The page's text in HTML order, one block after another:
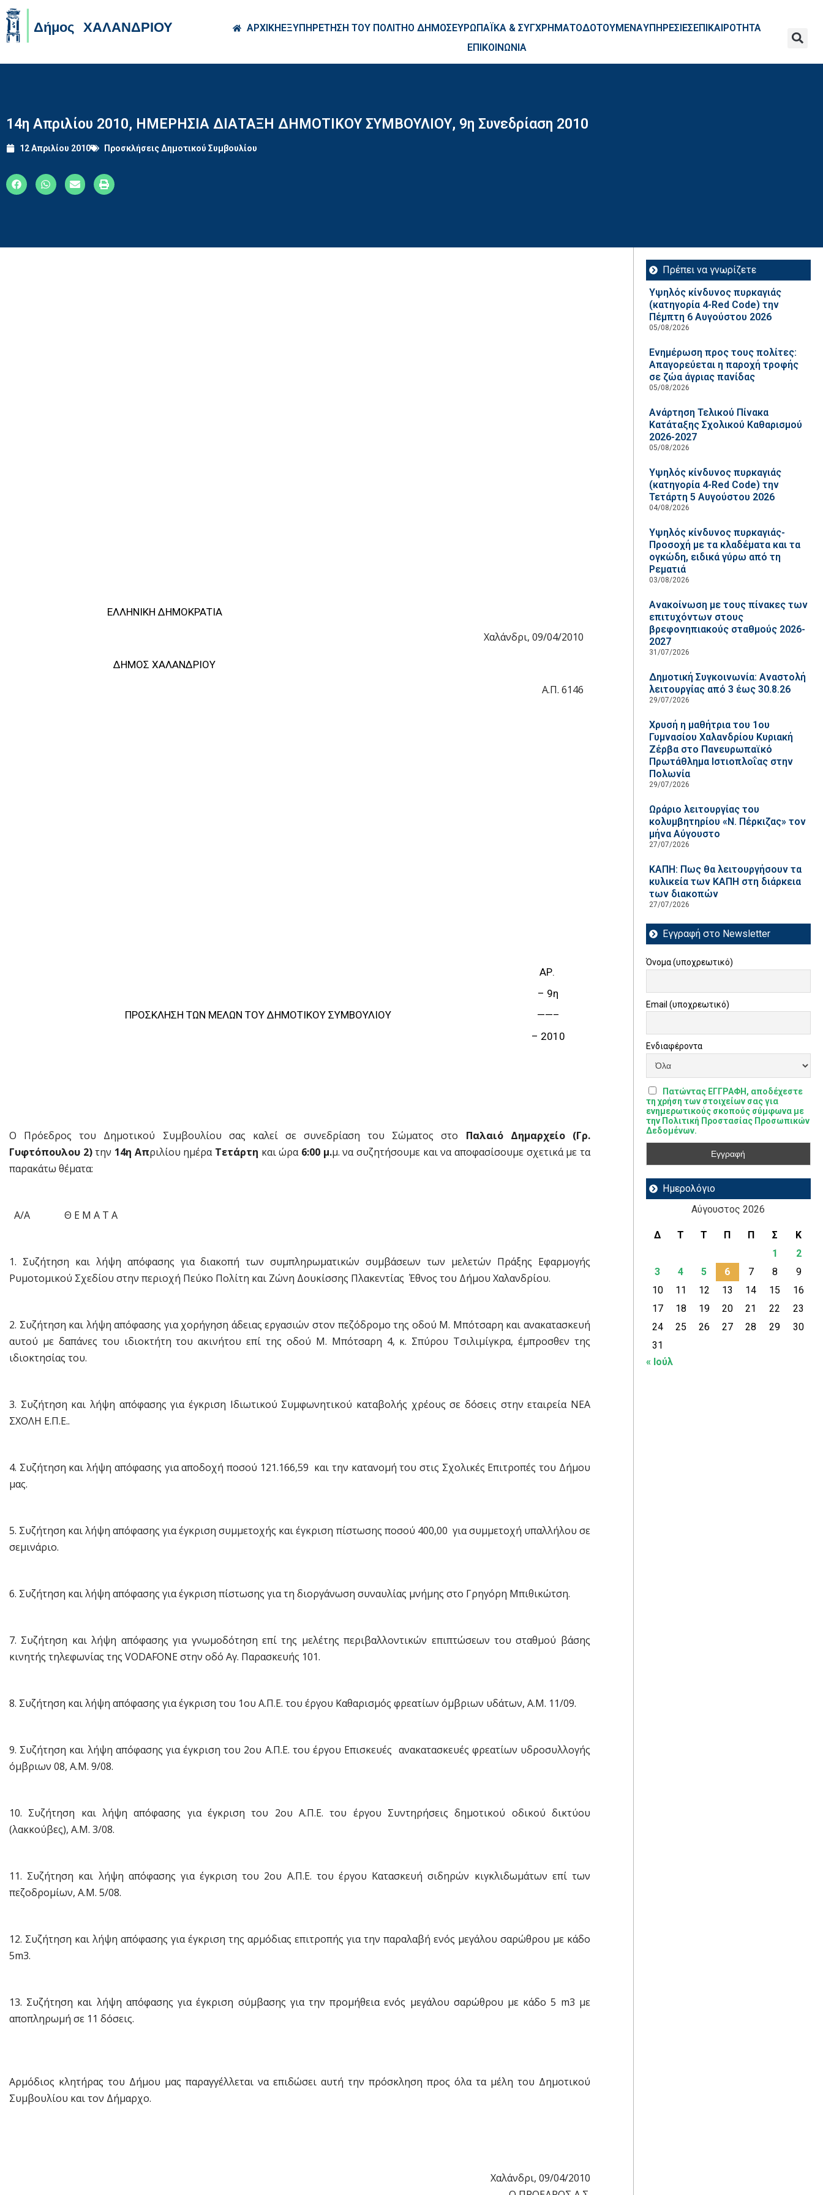
ΑΡΧΙΚΗΕΞΥΠΗΡΕΤΗΣΗ ΤΟΥ ΠΟΛΙΤΗΟ ΔΗΜΟΣΕΥΡΩΠΑΪΚΑ & ΣΥΓΧΡΗΜΑΤΟΔΟΤΟΥΜΕΝΑΥΠΗΡΕΣΙΕΣΕΠΙΚΑΙΡΟΤΗΤΑ
ΕΠΙΚΟΙΝΩΝΙΑ
14η Απριλίου 2010, ΗΜΕΡΗΣΙΑ ΔΙΑΤΑΞΗ ΔΗΜΟΤΙΚΟΥ ΣΥΜΒΟΥΛΙΟΥ, 9η Συνεδρίαση 2010
12 Απριλίου 2010 Προσκλήσεις Δημοτικού Συμβουλίου
ΕΛΛΗΝΙΚΗ ΔΗΜΟΚΡΑΤΙΑ
Χαλάνδρι, 09/04/2010
ΔΗΜΟΣ ΧΑΛΑΝΔΡΙΟΥ
Α.Π. 6146
ΑΡ.
– 9η
ΠΡΟΣΚΛΗΣΗ ΤΩΝ ΜΕΛΩΝ ΤΟΥ ΔΗΜΟΤΙΚΟΥ ΣΥΜΒΟΥΛΙΟΥ
——–
– 2010
Ο Πρόεδρος του Δημοτικού Συμβουλίου σας καλεί σε συνεδρίαση του Σώματος στο Παλαιό Δημαρχείο (Γρ.
Γυφτόπουλου 2)την 14η Απριλίου ημέρα Τετάρτη και ώρα 6:00 μ.μ. να συζητήσουμε και να αποφασίσουμε σχετικά με τα
παρακάτω θέματα:
Α/Α Θ Ε Μ Α Τ Α
1. Συζήτηση και λήψη απόφασης για διακοπή των συμπληρωματικών συμβάσεων των μελετών Πράξης Εφαρμογής
Ρυμοτομικού Σχεδίου στην περιοχή Πεύκο Πολίτη και Ζώνη Δουκίσσης Πλακεντίας  Έθνος του Δήμου Χαλανδρίου.
2. Συζήτηση και λήψη απόφασης για χορήγηση άδειας εργασιών στον πεζόδρομο της οδού Μ. Μπότσαρη και ανακατασκευή
αυτού με δαπάνες του ιδιοκτήτη του ακινήτου επί της οδού Μ. Μπότσαρη 4, κ. Σπύρου Τσιλιμίγκρα, έμπροσθεν της
ιδιοκτησίας του.
3. Συζήτηση και λήψη απόφασης για έγκριση Ιδιωτικού Συμφωνητικού καταβολής χρέους σε δόσεις στην εταιρεία ΝΕΑ
ΣΧΟΛΗ Ε.Π.Ε..
4. Συζήτηση και λήψη απόφασης για αποδοχή ποσού 121.166,59  και την κατανομή του στις Σχολικές Επιτροπές του Δήμου
μας.
5. Συζήτηση και λήψη απόφασης για έγκριση συμμετοχής και έγκριση πίστωσης ποσού 400,00  για συμμετοχή υπαλλήλου σε
σεμινάριο.
6. Συζήτηση και λήψη απόφασης για έγκριση πίστωσης για τη διοργάνωση συναυλίας μνήμης στο Γρηγόρη Μπιθικώτση.
7. Συζήτηση και λήψη απόφασης για γνωμοδότηση επί της μελέτης περιβαλλοντικών επιπτώσεων του σταθμού βάσης
κινητής τηλεφωνίας της VODAFONE στην οδό Αγ. Παρασκευής 101.
8. Συζήτηση και λήψη απόφασης για έγκριση του 1ου Α.Π.Ε. του έργου Καθαρισμός φρεατίων όμβριων υδάτων, Α.Μ. 11/09.
9. Συζήτηση και λήψη απόφασης για έγκριση του 2ου Α.Π.Ε. του έργου Επισκευές  ανακατασκευές φρεατίων υδροσυλλογής
όμβριων 08, Α.Μ. 9/08.
10. Συζήτηση και λήψη απόφασης για έγκριση του 2ου Α.Π.Ε. του έργου Συντηρήσεις δημοτικού οδικού δικτύου
(λακκούβες), Α.Μ. 3/08.
11. Συζήτηση και λήψη απόφασης για έγκριση του 2ου Α.Π.Ε. του έργου Κατασκευή σιδηρών κιγκλιδωμάτων επί των
πεζοδρομίων, Α.Μ. 5/08.
12. Συζήτηση και λήψη απόφασης για έγκριση της αρμόδιας επιτροπής για την παραλαβή ενός μεγάλου σαρώθρου με κάδο
5m3.
13. Συζήτηση και λήψη απόφασης για έγκριση σύμβασης για την προμήθεια ενός μεγάλου σαρώθρου με κάδο 5 m3 με
αποπληρωμή σε 11 δόσεις.
Αρμόδιος κλητήρας του Δήμου μας παραγγέλλεται να επιδώσει αυτή την πρόσκληση προς όλα τα μέλη του Δημοτικού
Συμβουλίου και τον Δήμαρχο.
Χαλάνδρι, 09/04/2010
Πρέπει να γνωρίζετε
Υψηλός κίνδυνος πυρκαγιάς
(κατηγορία 4-Red Code) την
Πέμπτη 6 Αυγούστου 2026
05/08/2026
Ενημέρωση προς τους πολίτες:
Απαγορεύεται η παροχή τροφής
σε ζώα άγριας πανίδας
05/08/2026
Ανάρτηση Τελικού Πίνακα
Κατάταξης Σχολικού Καθαρισμού
2026-2027
05/08/2026
Υψηλός κίνδυνος πυρκαγιάς
(κατηγορία 4-Red Code) την
Τετάρτη 5 Αυγούστου 2026
04/08/2026
Υψηλός κίνδυνος πυρκαγιάς-
Προσοχή με τα κλαδέματα και τα
ογκώδη, ειδικά γύρω από τη
Ρεματιά
03/08/2026
Ανακοίνωση με τους πίνακες των
επιτυχόντων στους
βρεφονηπιακούς σταθμούς 2026-
2027
31/07/2026
Δημοτική Συγκοινωνία: Αναστολή
λειτουργίας από 3 έως 30.8.26
29/07/2026
Χρυσή η μαθήτρια του 1ου
Γυμνασίου Χαλανδρίου Κυριακή
Ζέρβα στο Πανευρωπαϊκό
Πρωτάθλημα Ιστιοπλοΐας στην
Πολωνία
29/07/2026
Ωράριο λειτουργίας του
κολυμβητηρίου «Ν. Πέρκιζας» τον
μήνα Αύγουστο
27/07/2026
ΚΑΠΗ: Πως θα λειτουργήσουν τα
κυλικεία των ΚΑΠΗ στη διάρκεια
των διακοπών
27/07/2026
Εγγραφή στο Newsletter
Όνομα (υποχρεωτικό)
Email (υποχρεωτικό)
Ενδιαφέροντα
Πατώντας ΕΓΓΡΑΦΗ, αποδέχεστε
τη χρήση των στοιχείων σας για
ενημερωτικούς σκοπούς σύμφωνα με
την Πολιτική Προστασίας Προσωπικών
Δεδομένων.
Ημερολόγιο
Αύγουστος 2026
Δ Τ Τ Π Π Σ
Κ
1
2
3
4 5 6 7 8
9
10
11 12 13 14 15
16
17
18 19 20 21 22
23
24
25 26 27 28 29
30
31
« Ιούλ